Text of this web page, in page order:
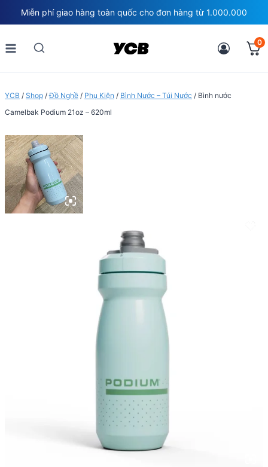
to
content
Miễn phí giao hàng toàn quốc cho đơn hàng từ 1.000.000
0
YCB / Shop /Đồ Nghề / Phụ Kiện / Bình Nước – Túi Nước / Bình nước
Camelbak Podium 21oz – 620ml